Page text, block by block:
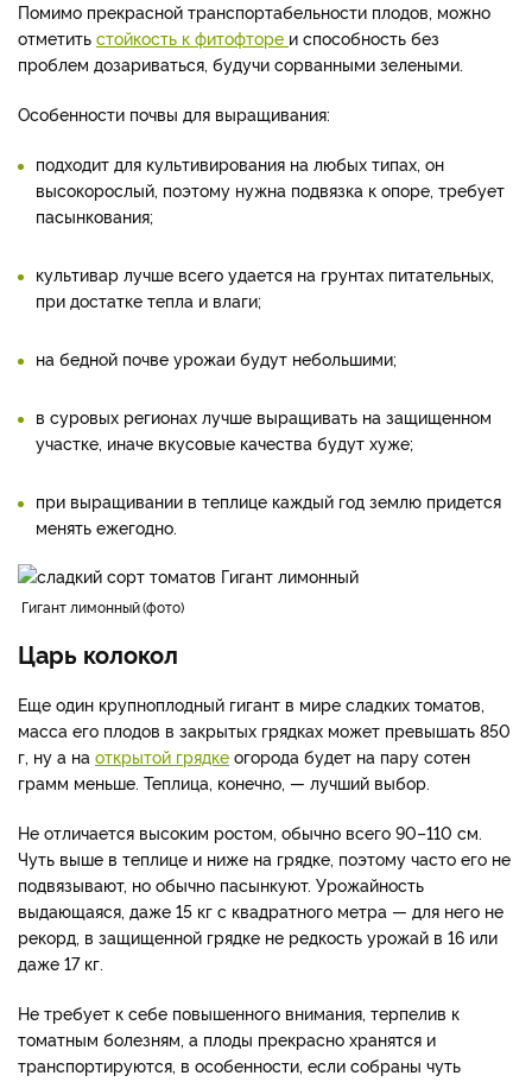
Помимо прекрасной транспортабельности плодов, можно
отметить стойкость к фитофторе и способность без
проблем дозариваться, будучи сорванными зелеными.
Особенности почвы для выращивания:
подходит для культивирования на любых типах, он
высокорослый, поэтому нужна подвязка к опоре, требует
пасынкования;
культивар лучше всего удается на грунтах питательных,
при достатке тепла и влаги;
на бедной почве урожаи будут небольшими;
в суровых регионах лучше выращивать на защищенном
участке, иначе вкусовые качества будут хуже;
при выращивании в теплице каждый год землю придется
менять ежегодно.
Гигант лимонный фото
Царь колокол
Еще один крупноплодный гигант в мире сладких томатов,
масса его плодов в закрытых грядках может превышать 850
г, ну а на открытой грядке огорода будет на пару сотен
грамм меньше. Теплица, конечно, — лучший выбор.
Не отличается высоким ростом, обычно всего 90–110 см.
Чуть выше в теплице и ниже на грядке, поэтому часто его не
подвязывают, но обычно пасынкуют. Урожайность
выдающаяся, даже 15 кг с квадратного метра — для него не
рекорд, в защищенной грядке не редкость урожай в 16 или
даже 17 кг.
Не требует к себе повышенного внимания, терпелив к
томатным болезням, а плоды прекрасно хранятся и
транспортируются, в особенности, если собраны чуть